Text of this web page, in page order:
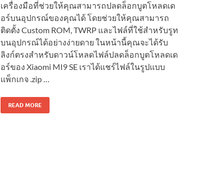
เครื่องมือที่ช่วยให้คุณสามารถปลดล็อกบูตโหลดเด
อร์บนอุปกรณ์ของคุณได้ โดยช่วยให้คุณสามารถ
ติดตั้ง Custom ROM, TWRP และไฟล์ที่ใช้สำหรับรูท
บนอุปกรณ์ได้อย่างง่ายดาย ในหน้านี้คุณจะได้รับ
ลิงก์ตรงสำหรับดาวน์โหลดไฟล์ปลดล็อกบูตโหลดเด
อร์ของ Xiaomi MI9 SE เราได้แชร์ไฟล์ในรูปแบบ
แพ็กเกจ .zip …
READ MORE